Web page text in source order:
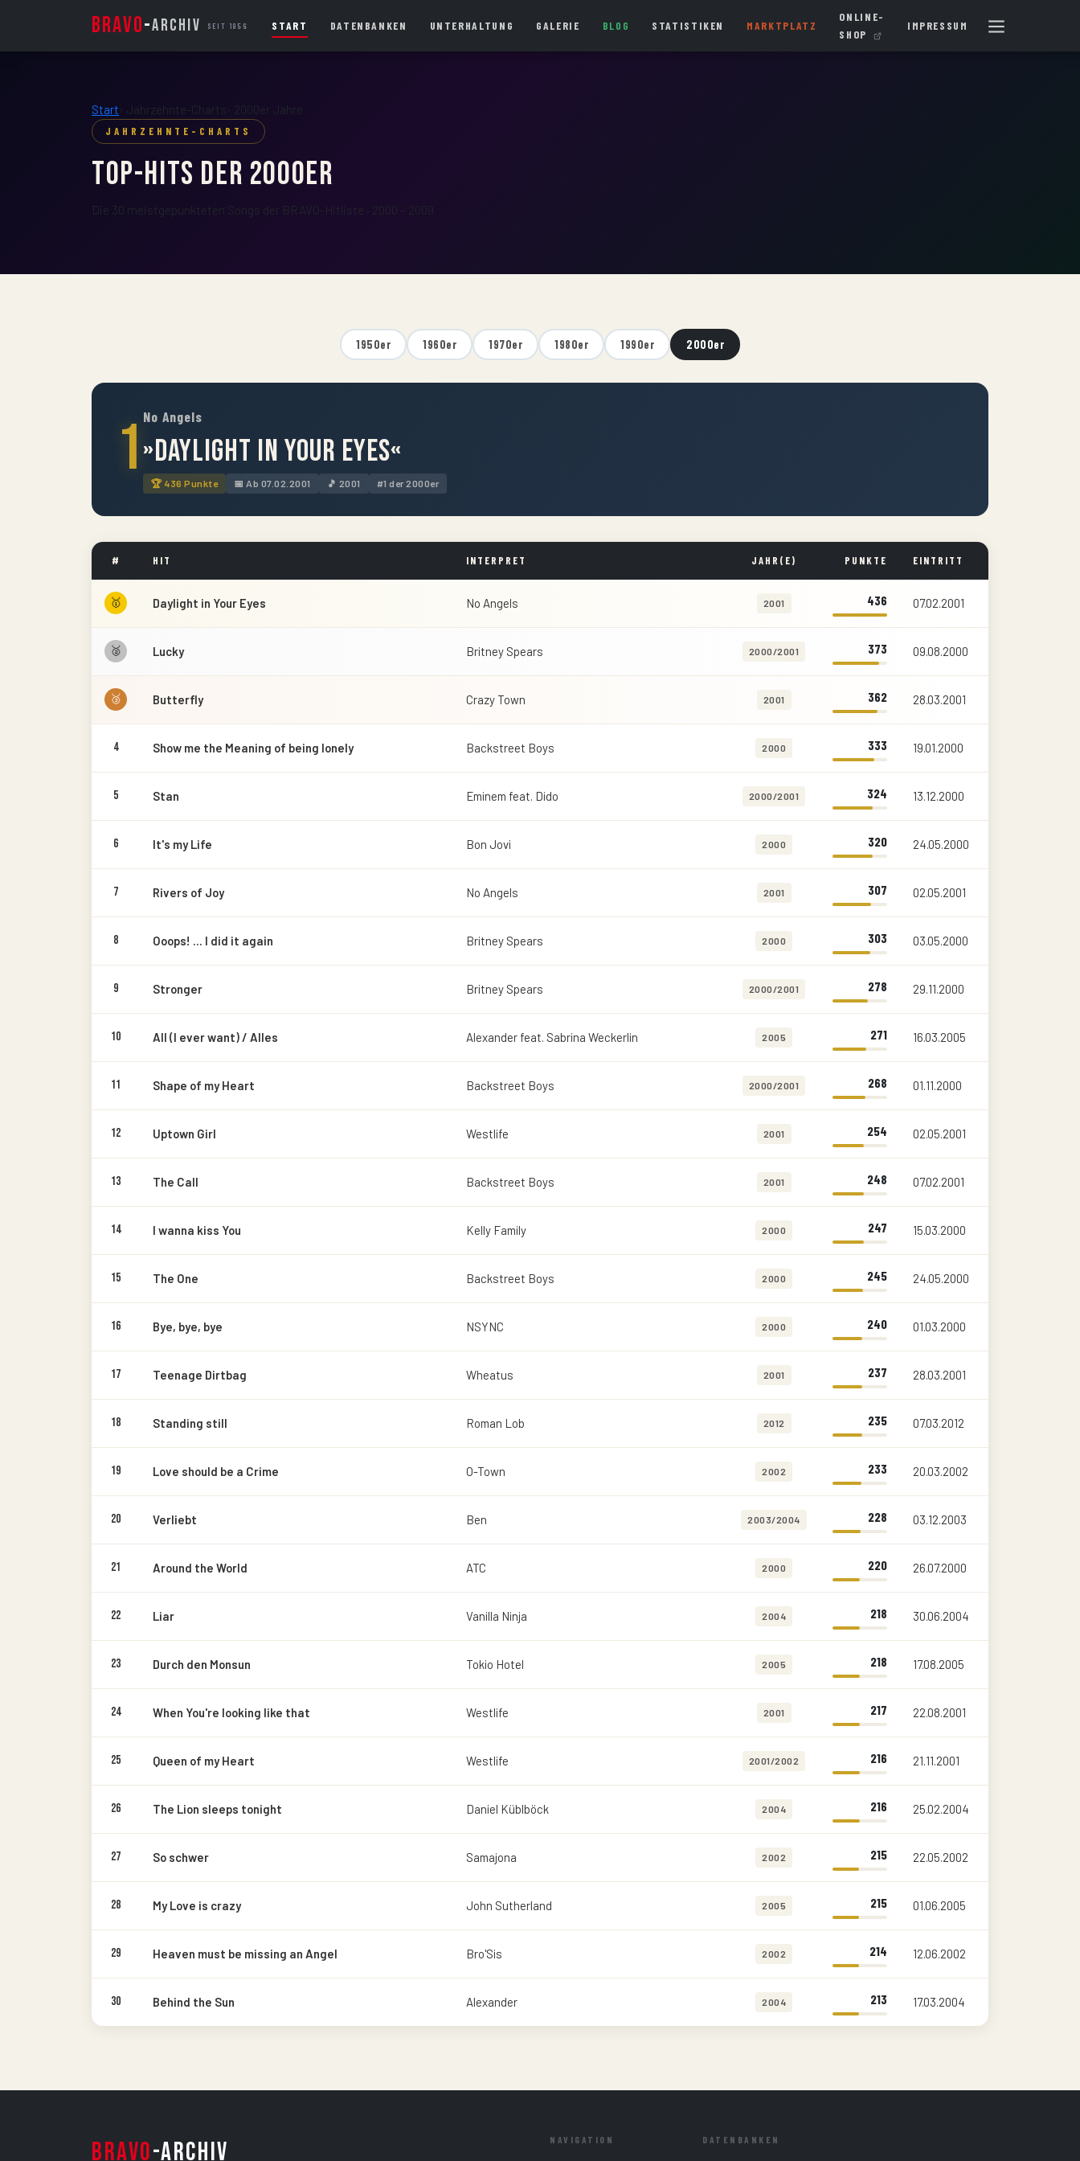
BRAVO-ARCHIV SEIT 1956 START DATENBANKEN UNTERHALTUNG GALERIE BLOG STATISTIKEN MARKTPLATZ
ONLINE-
SHOP
IMPRESSUM
Start Jahrzehnte-Charts 2000er Jahre
JAHRZEHNTE-CHARTS
Top-Hits der 2000er
Die 30 meistgepunkteten Songs der BRAVO-Hitliste · 2000 – 2009
1950er 1960er 1970er 1980er 1990er 2000er
1 No Angels
»Daylight in Your Eyes«
🏆 436 Punkte 📅 Ab 07.02.2001 🎵 2001 #1 der 2000er
# HIT INTERPRET JAHR(E) PUNKTE EINTRITT
🥇 Daylight in Your Eyes No Angels 2001 436 07.02.2001
🥈 Lucky Britney Spears 2000/2001 373 09.08.2000
🥉 Butterfly Crazy Town 2001 362 28.03.2001
4 Show me the Meaning of being lonely Backstreet Boys 2000 333 19.01.2000
5 Stan Eminem feat. Dido 2000/2001 324 13.12.2000
6 It's my Life Bon Jovi 2000 320 24.05.2000
7 Rivers of Joy No Angels 2001 307 02.05.2001
8 Ooops! ... I did it again Britney Spears 2000 303 03.05.2000
9 Stronger Britney Spears 2000/2001 278 29.11.2000
10 All (I ever want) / Alles Alexander feat. Sabrina Weckerlin 2005 271 16.03.2005
11 Shape of my Heart Backstreet Boys 2000/2001 268 01.11.2000
12 Uptown Girl Westlife 2001 254 02.05.2001
13 The Call Backstreet Boys 2001 248 07.02.2001
14 I wanna kiss You Kelly Family 2000 247 15.03.2000
15 The One Backstreet Boys 2000 245 24.05.2000
16 Bye, bye, bye NSYNC 2000 240 01.03.2000
17 Teenage Dirtbag Wheatus 2001 237 28.03.2001
18 Standing still Roman Lob 2012 235 07.03.2012
19 Love should be a Crime O-Town 2002 233 20.03.2002
20 Verliebt Ben 2003/2004 228 03.12.2003
21 Around the World ATC 2000 220 26.07.2000
22 Liar Vanilla Ninja 2004 218 30.06.2004
23 Durch den Monsun Tokio Hotel 2005 218 17.08.2005
24 When You're looking like that Westlife 2001 217 22.08.2001
25 Queen of my Heart Westlife 2001/2002 216 21.11.2001
26 The Lion sleeps tonight Daniel Küblböck 2004 216 25.02.2004
27 So schwer Samajona 2002 215 22.05.2002
28 My Love is crazy John Sutherland 2005 215 01.06.2005
29 Heaven must be missing an Angel Bro'Sis 2002 214 12.06.2002
30 Behind the Sun Alexander 2004 213 17.03.2004
BRAVO-ARCHIV NAVIGATION DATENBANKEN